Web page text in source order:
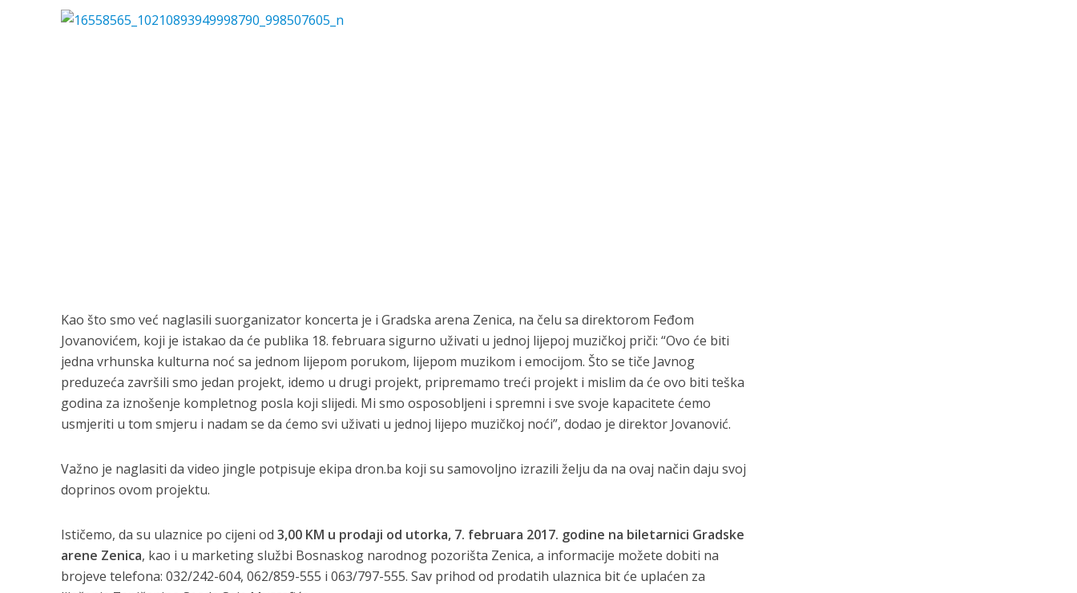
Kao što smo već naglasili suorganizator koncerta je i Gradska arena Zenica, na čelu sa direktorom Feđom
Jovanovićem, koji je istakao da će publika 18. februara sigurno uživati u jednoj lijepoj muzičkoj priči: “Ovo će biti
jedna vrhunska kulturna noć sa jednom lijepom porukom, lijepom muzikom i emocijom. Što se tiče Javnog
preduzeća završili smo jedan projekt, idemo u drugi projekt, pripremamo treći projekt i mislim da će ovo biti teška
godina za iznošenje kompletnog posla koji slijedi. Mi smo osposobljeni i spremni i sve svoje kapacitete ćemo
usmjeriti u tom smjeru i nadam se da ćemo svi uživati u jednoj lijepo muzičkoj noći”, dodao je direktor Jovanović.
Važno je naglasiti da video jingle potpisuje ekipa dron.ba koji su samovoljno izrazili želju da na ovaj način daju svoj
doprinos ovom projektu.
Ističemo, da su ulaznice po cijeni od 3,00 KM u prodaji od utorka, 7. februara 2017. godine na biletarnici Gradske
arene Zenica, kao i u marketing službi Bosnaskog narodnog pozorišta Zenica, a informacije možete dobiti na
brojeve telefona: 032/242-604, 062/859-555 i 063/797-555. Sav prihod od prodatih ulaznica bit će uplaćen za